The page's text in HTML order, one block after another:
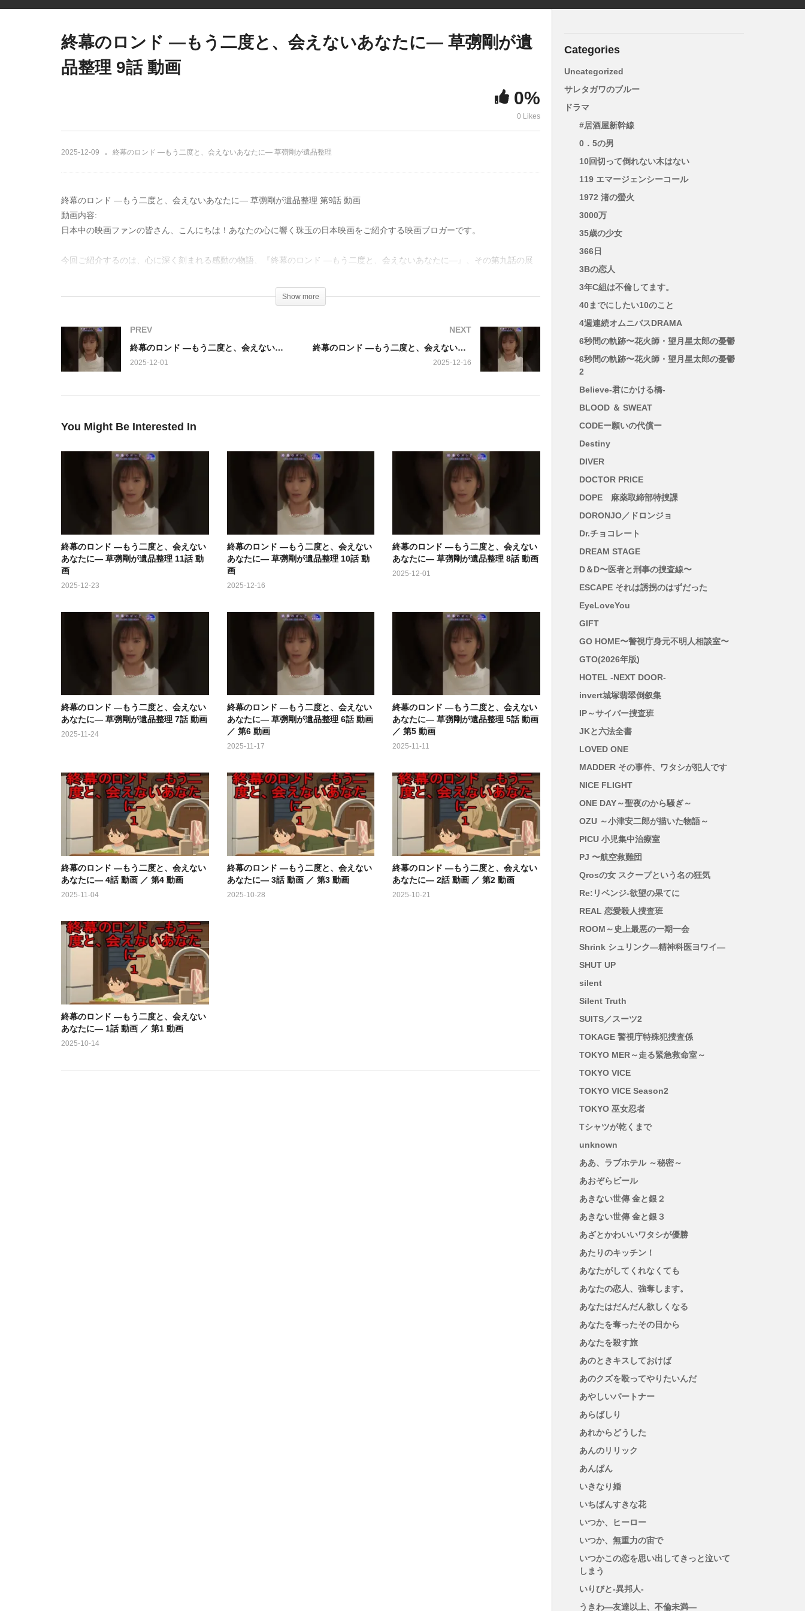
終幕のロンド ―もう二度と、会えないあなたに― 草彅剛が遺
品整理 9話 動画
0%
0 Likes
2025-12-09 終幕のロンド ―もう二度と、会えないあなたに― 草彅剛が遺品整理
終幕のロンド ―もう二度と、会えないあなたに― 草彅剛が遺品整理 第9話 動画
動画内容:
日本中の映画ファンの皆さん、こんにちは！あなたの心に響く珠玉の日本映画をご紹介する映画ブロガーです。
今回ご紹介するのは、心に深く刻まれる感動の物語、『終幕のロンド ―もう二度と、会えないあなたに―』、その第九話の展
真琴からの突然の別れに、深い切なさを抱えながらも、樹は日々の仕事へと向かいます。そんな中、長らく閉ざされていた彼の
い知らせに、樹の表情にはようやく安堵の笑みがこぼれます。
しかし、物語は一筋縄ではいきません。樹の息子・陸は、学校を抜け出し、真琴のもとへと向かいます。それぞれの想いが交錯
のか、目が離せません。感情の機微と人間関係の複雑さが織りなす、この感動的な物語の行方を、ぜひその目でお確かめくださ
Show more
PREV
終幕のロンド ―もう二度と、会えないあなたに― 草彅剛が遺品整理 8話 動画
2025-12-01
NEXT
終幕のロンド ―もう二度と、会えないあなたに― 草彅剛が遺品整理 10話 動画
2025-12-16
You Might Be Interested In
終幕のロンド ―もう二度と、会えない
あなたに― 草彅剛が遺品整理 11話 動
画
2025-12-23
終幕のロンド ―もう二度と、会えない
あなたに― 草彅剛が遺品整理 10話 動
画
2025-12-16
終幕のロンド ―もう二度と、会えない
あなたに― 草彅剛が遺品整理 8話 動画
2025-12-01
終幕のロンド ―もう二度と、会えない
あなたに― 草彅剛が遺品整理 7話 動画
2025-11-24
終幕のロンド ―もう二度と、会えない
あなたに― 草彅剛が遺品整理 6話 動画
／ 第6 動画
2025-11-17
終幕のロンド ―もう二度と、会えない
あなたに― 草彅剛が遺品整理 5話 動画
／ 第5 動画
2025-11-11
終幕のロンド ―もう二度と、会えない
あなたに― 4話 動画 ／ 第4 動画
2025-11-04
終幕のロンド ―もう二度と、会えない
あなたに― 3話 動画 ／ 第3 動画
2025-10-28
終幕のロンド ―もう二度と、会えない
あなたに― 2話 動画 ／ 第2 動画
2025-10-21
終幕のロンド ―もう二度と、会えない
あなたに― 1話 動画 ／ 第1 動画
2025-10-14
Categories
Uncategorized
サレタガワのブルー
ドラマ
#居酒屋新幹線
0．5の男
10回切って倒れない木はない
119 エマージェンシーコール
1972 渚の螢火
3000万
35歳の少女
366日
3Bの恋人
3年C組は不倫してます。
40までにしたい10のこと
4週連続オムニバスDRAMA
6秒間の軌跡〜花火師・望月星太郎の憂鬱
6秒間の軌跡〜花火師・望月星太郎の憂鬱
2
Believe-君にかける橋-
BLOOD ＆ SWEAT
CODEー願いの代償ー
Destiny
DIVER
DOCTOR PRICE
DOPE 麻薬取締部特捜課
DORONJO／ドロンジョ
Dr.チョコレート
DREAM STAGE
D＆D〜医者と刑事の捜査線〜
ESCAPE それは誘拐のはずだった
EyeLoveYou
GIFT
GO HOME〜警視庁身元不明人相談室〜
GTO(2026年版)
HOTEL -NEXT DOOR-
invert城塚翡翠倒叙集
IP～サイバー捜査班
JKと六法全書
LOVED ONE
MADDER その事件、ワタシが犯人です
NICE FLIGHT
ONE DAY～聖夜のから騒ぎ～
OZU ～小津安二郎が描いた物語～
PICU 小児集中治療室
PJ 〜航空救難団
Qrosの女 スクープという名の狂気
Re:リベンジ-欲望の果てに
REAL 恋愛殺人捜査班
ROOM～史上最悪の一期一会
Shrink シュリンク―精神科医ヨワイ―
SHUT UP
silent
Silent Truth
SUITS／スーツ2
TOKAGE 警視庁特殊犯捜査係
TOKYO MER～走る緊急救命室～
TOKYO VICE
TOKYO VICE Season2
TOKYO 巫女忍者
Tシャツが乾くまで
unknown
ああ、ラブホテル ～秘密～
あおぞらビール
あきない世傳 金と銀２
あきない世傳 金と銀３
あざとかわいいワタシが優勝
あたりのキッチン！
あなたがしてくれなくても
あなたの恋人、強奪します。
あなたはだんだん欲しくなる
あなたを奪ったその日から
あなたを殺す旅
あのときキスしておけば
あのクズを殴ってやりたいんだ
あやしいパートナー
あらばしり
あれからどうした
あんのリリック
あんぱん
いきなり婚
いちばんすきな花
いつか、ヒーロー
いつか、無重力の宙で
いつかこの恋を思い出してきっと泣いて
しまう
いりびと-異邦人-
うきわ―友達以上、不倫未満―